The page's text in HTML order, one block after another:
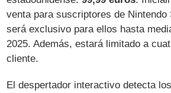
venta para suscriptores de Nintendo
será exclusivo para ellos hasta
2025. Además, estará limitado a
cliente.
El despertador interactivo detecta